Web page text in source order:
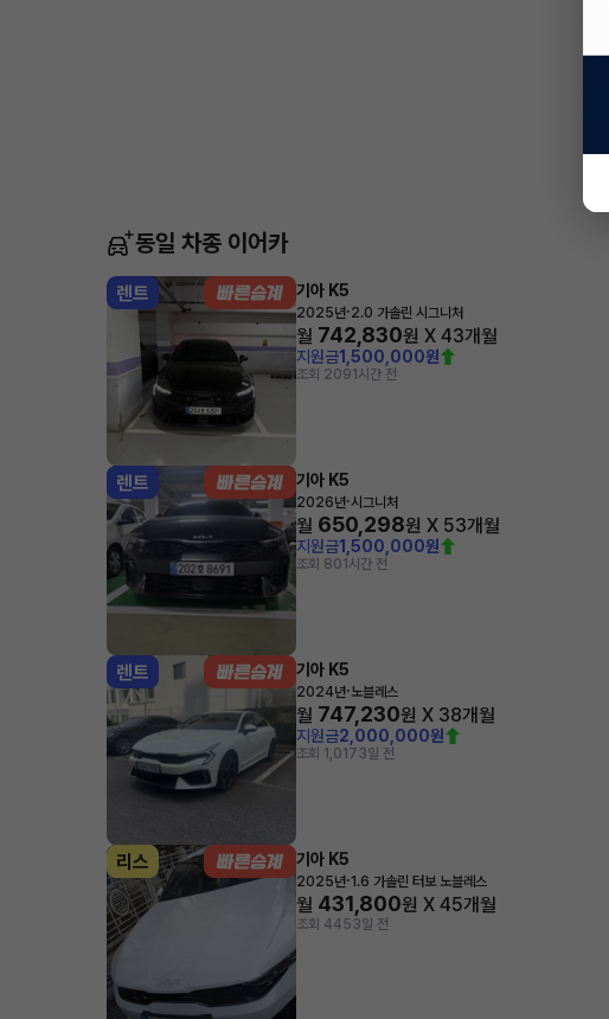
동일 차종 이어카
렌트 기아 K5
2025년·2.0 가솔린 시그니처
월 742,830원 X 43개월
지원금1,500,000원
조회 2091시간 전
렌트 기아 K5
2026년·시그니처
월 650,298원 X 53개월
지원금1,500,000원
조회 801시간 전
렌트 기아 K5
2024년·노블레스
월 747,230원 X 38개월
지원금2,000,000원
조회 1,0173일 전
리스 기아 K5
2025년·1.6 가솔린 터보 노블레스
월 431,800원 X 45개월
조회 4453일 전